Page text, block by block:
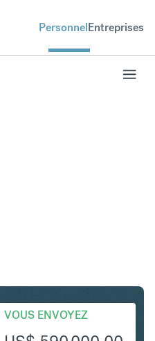
PersonnelEntreprises
VOUS ENVOYEZ